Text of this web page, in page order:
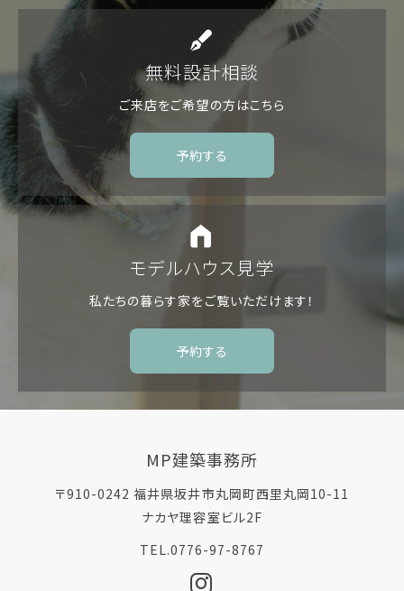
無料設計相談
ご来店をご希望の方はこちら
予約する
モデルハウス見学
私たちの暮らす家をご覧いただけます！
予約する
MP建築事務所
〒910-0242 福井県坂井市丸岡町西里丸岡10-11
ナカヤ理容室ビル2F
TEL.0776-97-8767